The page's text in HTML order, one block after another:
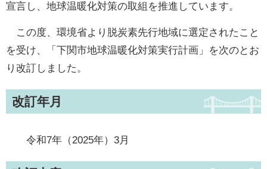
宣言し、地球温暖化対策の取組を推進しています。
この度、環境省より脱炭素先行地域に選定されたこと
を受け、「下関市地球温暖化対策実行計画」を次のとお
り改訂しました。​
改訂年月
令和7年（2025年）3月